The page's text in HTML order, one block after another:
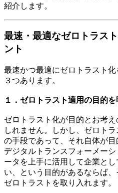
紹介します。
最速・最適なゼロトラス
ント
最速かつ最適にゼロトラスト
３つあります。
１．ゼロトラスト適用の目的
ゼロトラスト化が目的とお考
しれません。しかし、ゼロト
の手段であって、それ自体が目
デジタルトランスフォーメー
ータを上手に活用して企業と
い、という目的があるならば
ゼロトラストを取り入れます。